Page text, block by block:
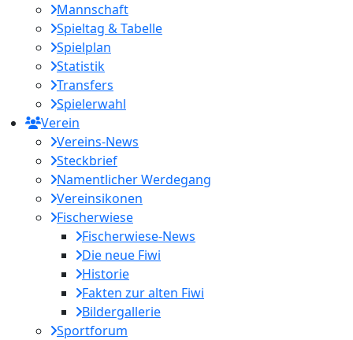
Mannschaft
Spieltag & Tabelle
Spielplan
Statistik
Transfers
Spielerwahl
Verein
Vereins-News
Steckbrief
Namentlicher Werdegang
Vereinsikonen
Fischerwiese
Fischerwiese-News
Die neue Fiwi
Historie
Fakten zur alten Fiwi
Bildergallerie
Sportforum